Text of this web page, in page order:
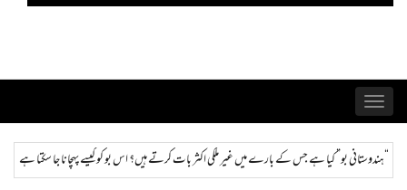
Toggle
navigation
اکثر بات کرتے ہیں؟ اس بو کو کیسے پہچانا جا سکتا ہے اور ختم کیا جا سکتا ہے؟ ہمراز: